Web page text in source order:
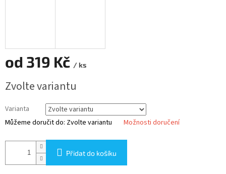
od 319 Kč / ks
cena:
Zvolte variantu
Varianta
Můžeme doručit do: Zvolte variantu Možnosti doručení
Přidat do košíku